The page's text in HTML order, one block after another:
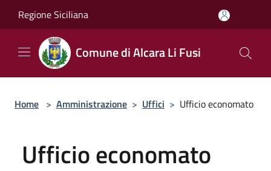
Regione Siciliana
Comune di Alcara Li Fusi
Home > Amministrazione > Uffici > Ufficio economato
Ufficio economato